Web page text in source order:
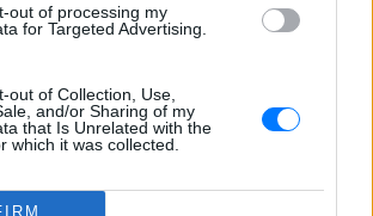
out of processing my
for Targeted Advertising.
out of Collection, Use,
and/or Sharing of my
that Is Unrelated with the
which it was collected.
ΚΑΤΗΓΟΡΙΑ
Γαρυφαλλιά Καληφώνη:
Διακοπές σε Κουφονήσια και
Μάστορα – Δείτε τις